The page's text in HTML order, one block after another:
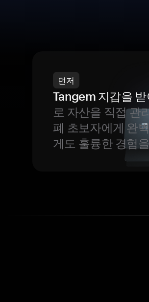
먼저
Tangem 지갑을
로 자산을 직접 관
폐 초보자에게 완
게도 훌륭한 경험